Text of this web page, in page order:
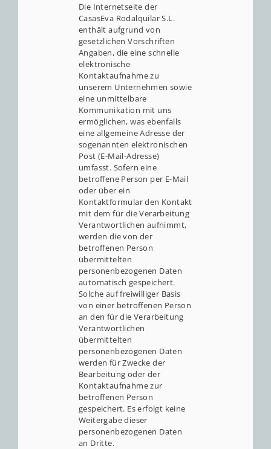
Die Internetseite der
CasasEva Rodalquilar S.L.
enthält aufgrund von
gesetzlichen Vorschriften
Angaben, die eine schnelle
elektronische
Kontaktaufnahme zu
unserem Unternehmen sowie
eine unmittelbare
Kommunikation mit uns
ermöglichen, was ebenfalls
eine allgemeine Adresse der
sogenannten elektronischen
Post (E-Mail-Adresse)
umfasst. Sofern eine
betroffene Person per E-Mail
oder über ein
Kontaktformular den Kontakt
mit dem für die Verarbeitung
Verantwortlichen aufnimmt,
werden die von der
betroffenen Person
übermittelten
personenbezogenen Daten
automatisch gespeichert.
Solche auf freiwilliger Basis
von einer betroffenen Person
an den für die Verarbeitung
Verantwortlichen
übermittelten
personenbezogenen Daten
werden für Zwecke der
Bearbeitung oder der
Kontaktaufnahme zur
betroffenen Person
gespeichert. Es erfolgt keine
Weitergabe dieser
personenbezogenen Daten
an Dritte.